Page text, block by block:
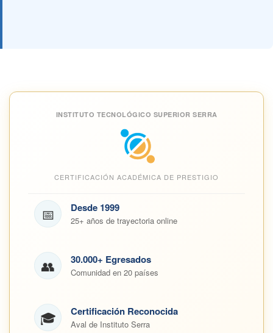
INSTITUTO TECNOLÓGICO SUPERIOR SERRA
CERTIFICACIÓN ACADÉMICA DE PRESTIGIO
📅 Desde 1999
25+ años de trayectoria online
👥 30.000+ Egresados
Comunidad en 20 países
🎓 Certificación Reconocida
Aval de Instituto Serra